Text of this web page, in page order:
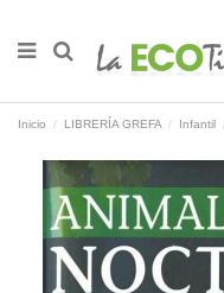
Inicio LIBRERÍA GREFA Infantil